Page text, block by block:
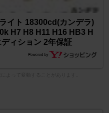
イト 18300cd(カンデラ)
H7 H8 H11 H16 HB3 H
ィション 2年保証